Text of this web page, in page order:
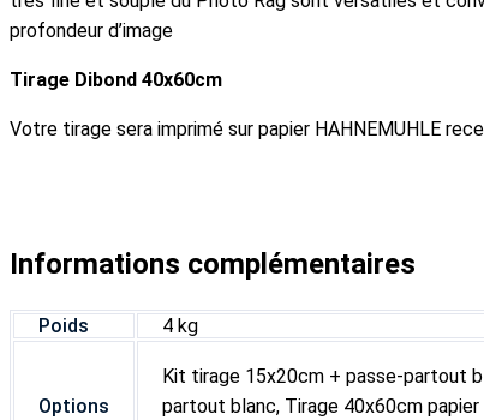
profondeur d’image
Tirage Dibond 40x60cm
Votre tirage sera imprimé sur papier HAHNEMUHLE
Informations complémentaires
Poids 4 kg
Options
Kit tirage 15x20cm + passe-partout
partout blanc, Tirage 40x60cm